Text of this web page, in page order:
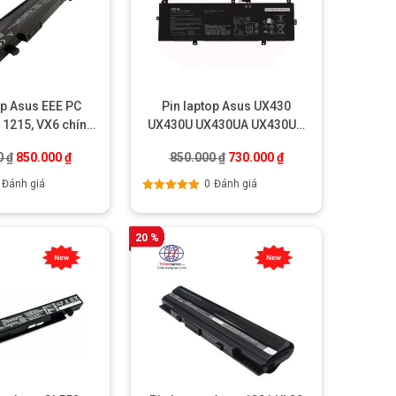
Asus EEE PC
VX6 chính
₫ Giá gốc là: 890.000 ₫.
850.000₫Giá hiện tại là: 850.000 ₫.
Đánh giá
Pin laptop Asus UX430
UX430U UX430UA UX430UQ
850.000₫ Giá gốc là: 850.000 ₫.
730.000₫Giá hiện tại là:
0 Đánh giá
20 %